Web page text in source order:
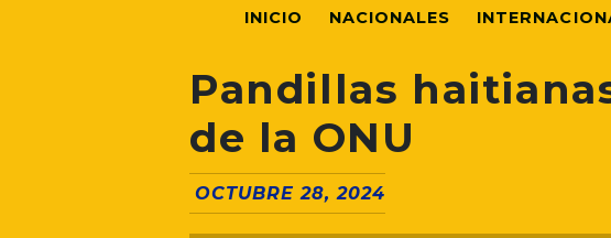
INICIO NACIONALES
Pandillas
de la ONU
OCTUBRE 28, 2024